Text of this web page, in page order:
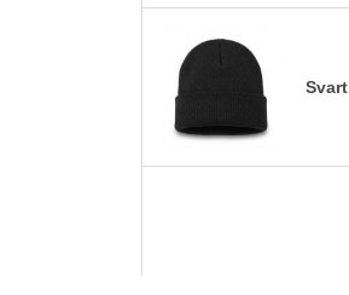
Svart